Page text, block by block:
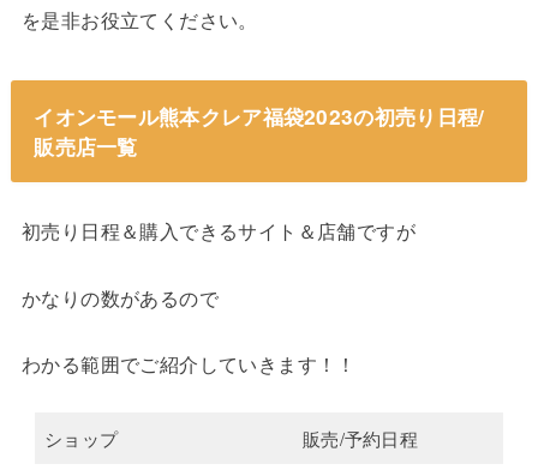
を是非お役立てください。
イオンモール熊本クレア福袋2023の初売り日程/
販売店一覧
初売り日程＆購入できるサイト＆店舗ですが
かなりの数があるので
わかる範囲でご紹介していきます！！
ショップ 販売/予約日程